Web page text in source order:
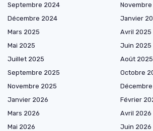
Septembre 2024
Décembre 2024
Janvier
Mars 2025
Avril 2025
Mai 2025
Juin 2025
Juillet 2025
Août 2025
Septembre 2025
Octobre
Novembre 2025
Janvier 2026
Février
Mars 2026
Avril 2026
Mai 2026
Juin 2026